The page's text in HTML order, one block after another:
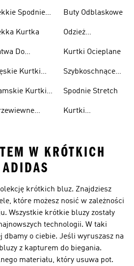
Spodnie
Kurtka
Do
Kurtki
Kurtki
Buty Odblaskowe
Odzież
Kurtki Ocieplane
Szybkoschnące
Spodnie Stretch
Kurtki
W KRÓTKICH
krótkich bluz. Znajdziesz
które możesz nosić w zależności
Wszystkie krótkie bluzy zostały
technologii. W taki
dbamy o ciebie. Jeśli wyruszasz na
z kapturem do biegania.
materiału, który usuwa pot.